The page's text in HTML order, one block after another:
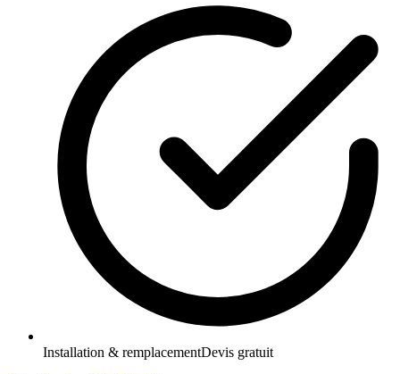
Installation & remplacementDevis gratuit